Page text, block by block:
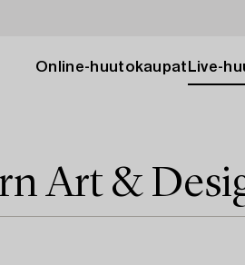
Online-huutokaupat Live-
Art &